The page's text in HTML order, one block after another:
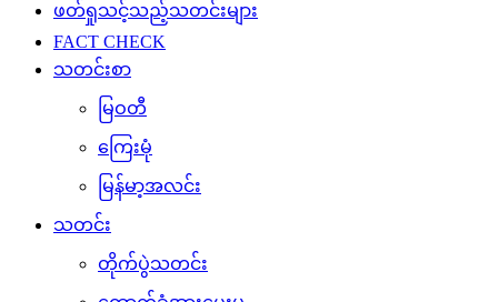
ဖတ်ရှုသင့်သည့်သတင်းများ
FACT CHECK
သတင်းစာ
မြဝတီ
ကြေးမုံ
မြန်မာ့အလင်း
သတင်း
တိုက်ပွဲသတင်း